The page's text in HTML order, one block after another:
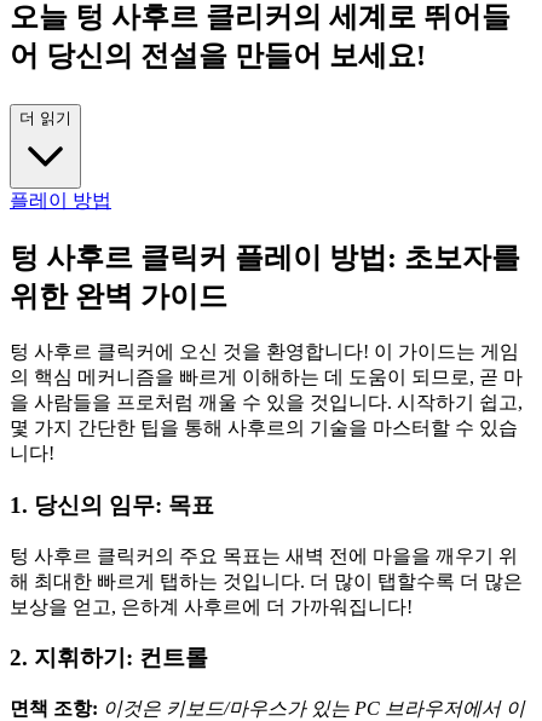
오늘 텅 사후르 클리커의 세계로 뛰어들
어 당신의 전설을 만들어 보세요!
더 읽기
플레이 방법
텅 사후르 클릭커 플레이 방법: 초보자를
위한 완벽 가이드
텅 사후르 클릭커에 오신 것을 환영합니다! 이 가이드는 게임
의 핵심 메커니즘을 빠르게 이해하는 데 도움이 되므로, 곧 마
을 사람들을 프로처럼 깨울 수 있을 것입니다. 시작하기 쉽고,
몇 가지 간단한 팁을 통해 사후르의 기술을 마스터할 수 있습
니다!
1. 당신의 임무: 목표
텅 사후르 클릭커의 주요 목표는 새벽 전에 마을을 깨우기 위
해 최대한 빠르게 탭하는 것입니다. 더 많이 탭할수록 더 많은
보상을 얻고, 은하계 사후르에 더 가까워집니다!
2. 지휘하기: 컨트롤
면책 조항: 이것은 키보드/마우스가 있는 PC 브라우저에서 이